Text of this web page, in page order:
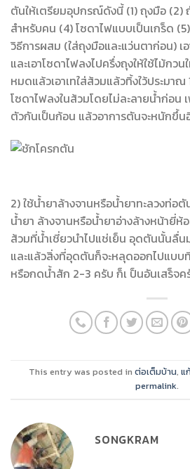
ตันให้เตรียมอุปกรณ์ดังนี้ (1) ถุงมือ (2) ถั
สำหรับคน (4) โซดาไฟแบบเป็นเกร็ด
วิธีการผสม (ใส่ถุงมือและแว่นตาก่อน) เ
และเอาโซดาไฟลงไปครึ่งถุงให้ใช้ไม้กวน
หมดแล้วเอาเทใส่ส้วมแล้วทิ้งใว้ประมา
โซดาไฟลงในส้วมโดยไม่ละลายน้ำก่อน เ
ตัวกันเป็นก้อน แล้วอาการตันจะหนักขึ้น
2) ใช้น้ำยาล้างจานหรือน้ำยาทะลวงท่อตั
น้ำยา ล้างจานหรือน้ำยาอ่างล้างหน้ายี่ห้
ส้วมที่น้ำเชี่ยวนำไปแช่เย็น อุดตันนั้นลื่
และแล้วสิ่งที่อุดตันก็จะหลุดออกไปแบบที่
หรือกดน้ำสัก 2-3 ครับ ก็เ ป็นอันเสร็จค
This entry was posted in ต่อเต็มบ้าน, แ
permalink.
SONGKRAM